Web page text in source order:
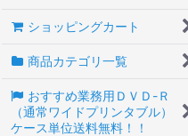
ショッピングカート
商品カテゴリ一覧
おすすめ業務用ＤＶＤ-Ｒ
（通常ワイドプリンタブル）
ケース単位送料無料！！